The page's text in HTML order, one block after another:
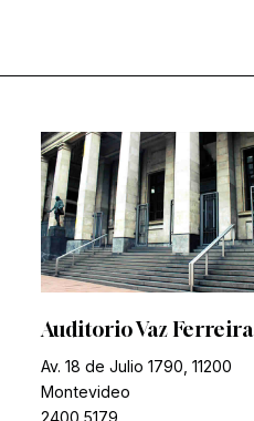
Auditorio Vaz Ferreira
Av. 18 de Julio 1790, 11200
Montevideo